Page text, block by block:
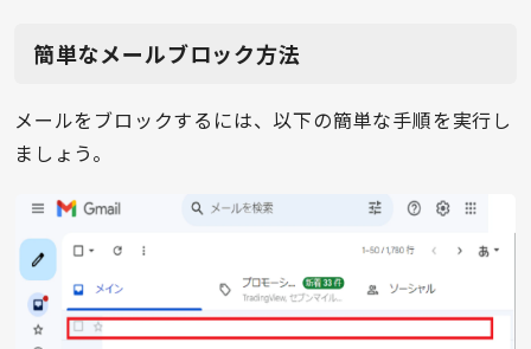
簡単なメールブロック方法
メールをブロックするには、以下の簡単な手順を実行し
ましょう。